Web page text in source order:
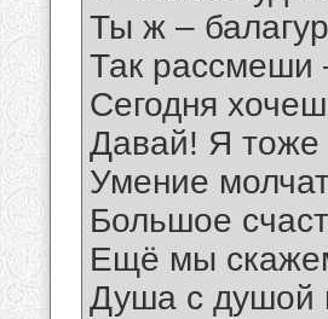
Ты ж –
Так рассмеши
Сегодня
Давай! Я
Умение
Большое
Ещё мы
Душа с душой